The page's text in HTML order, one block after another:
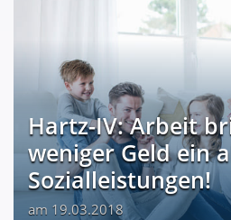
Hartz-IV: Arbeit
weniger Geld ein
Sozialleistungen!
am 19.03.2018